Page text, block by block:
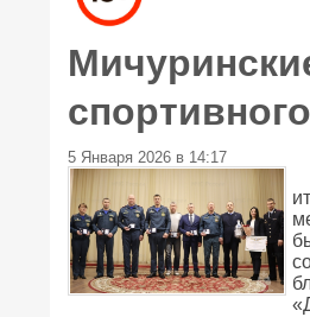
5 Января 2026 в 14:17